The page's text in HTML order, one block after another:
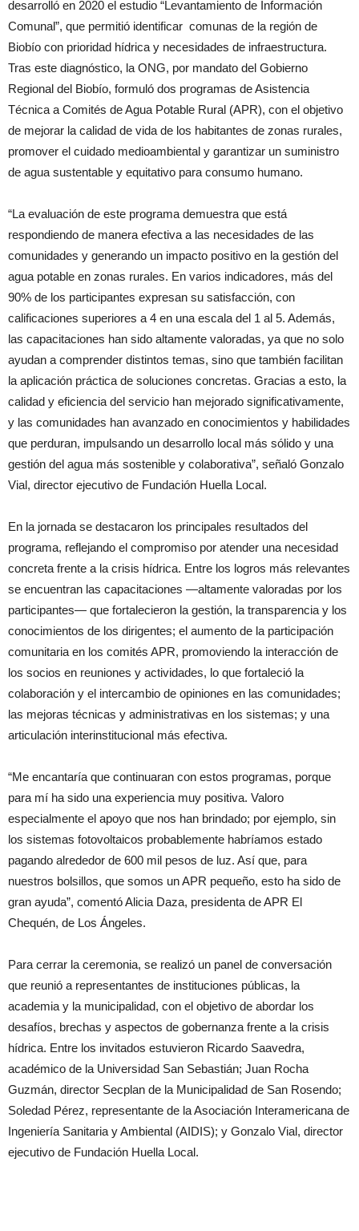
desarrolló en 2020 el estudio “Levantamiento de Información
Comunal”, que permitió identificar comunas de la región de
Biobío con prioridad hídrica y necesidades de infraestructura.
Tras este diagnóstico, la ONG, por mandato del Gobierno
Regional del Biobío, formuló dos programas de Asistencia
Técnica a Comités de Agua Potable Rural (APR), con el objetivo
de mejorar la calidad de vida de los habitantes de zonas rurales,
promover el cuidado medioambiental y garantizar un suministro
de agua sustentable y equitativo para consumo humano.
“La evaluación de este programa demuestra que está
respondiendo de manera efectiva a las necesidades de las
comunidades y generando un impacto positivo en la gestión del
agua potable en zonas rurales. En varios indicadores, más del
90% de los participantes expresan su satisfacción, con
calificaciones superiores a 4 en una escala del 1 al 5. Además,
las capacitaciones han sido altamente valoradas, ya que no solo
ayudan a comprender distintos temas, sino que también facilitan
la aplicación práctica de soluciones concretas. Gracias a esto, la
calidad y eficiencia del servicio han mejorado significativamente,
y las comunidades han avanzado en conocimientos y habilidades
que perduran, impulsando un desarrollo local más sólido y una
gestión del agua más sostenible y colaborativa”, señaló Gonzalo
Vial, director ejecutivo de Fundación Huella Local.
En la jornada se destacaron los principales resultados del
programa, reflejando el compromiso por atender una necesidad
concreta frente a la crisis hídrica. Entre los logros más relevantes
se encuentran las capacitaciones —altamente valoradas por los
participantes— que fortalecieron la gestión, la transparencia y los
conocimientos de los dirigentes; el aumento de la participación
comunitaria en los comités APR, promoviendo la interacción de
los socios en reuniones y actividades, lo que fortaleció la
colaboración y el intercambio de opiniones en las comunidades;
las mejoras técnicas y administrativas en los sistemas; y una
articulación interinstitucional más efectiva.
“Me encantaría que continuaran con estos programas, porque
para mí ha sido una experiencia muy positiva. Valoro
especialmente el apoyo que nos han brindado; por ejemplo, sin
los sistemas fotovoltaicos probablemente habríamos estado
pagando alrededor de 600 mil pesos de luz. Así que, para
nuestros bolsillos, que somos un APR pequeño, esto ha sido de
gran ayuda”, comentó Alicia Daza, presidenta de APR El
Chequén, de Los Ángeles.
Para cerrar la ceremonia, se realizó un panel de conversación
que reunió a representantes de instituciones públicas, la
academia y la municipalidad, con el objetivo de abordar los
desafíos, brechas y aspectos de gobernanza frente a la crisis
hídrica. Entre los invitados estuvieron Ricardo Saavedra,
académico de la Universidad San Sebastián; Juan Rocha
Guzmán, director Secplan de la Municipalidad de San Rosendo;
Soledad Pérez, representante de la Asociación Interamericana de
Ingeniería Sanitaria y Ambiental (AIDIS); y Gonzalo Vial, director
ejecutivo de Fundación Huella Local.